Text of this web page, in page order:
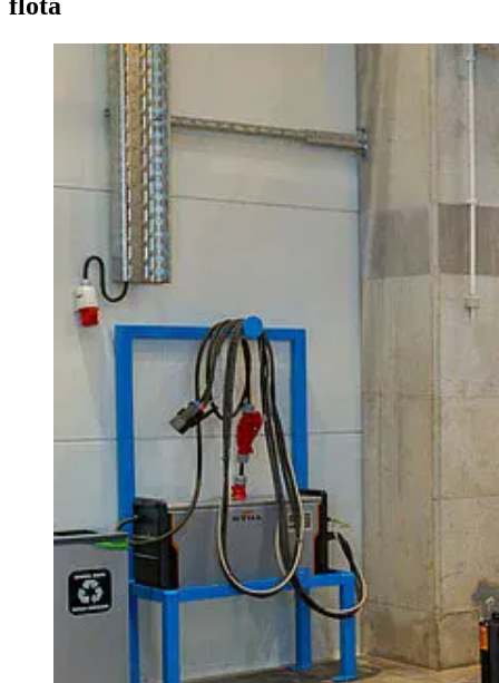
flota